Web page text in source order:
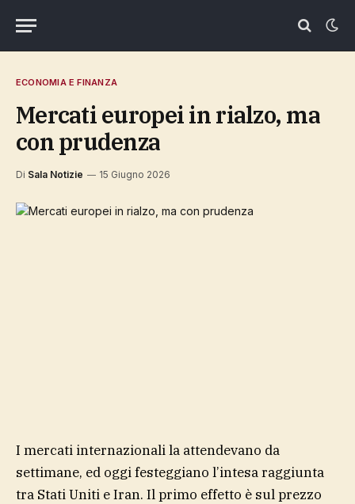
ECONOMIA E FINANZA
Mercati europei in rialzo, ma
con prudenza
Di Sala Notizie 15 Giugno 2026
I mercati internazionali la attendevano da
settimane, ed oggi festeggiano l’intesa raggiunta
tra Stati Uniti e Iran. Il primo effetto è sul prezzo